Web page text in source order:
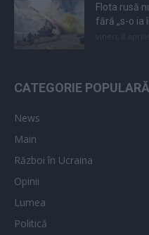
Flota rusă
fără „s-o ia
CATEGORIE POPULARĂ
News
Main
Război în Ucraina
Opinii
Lumea
Politică